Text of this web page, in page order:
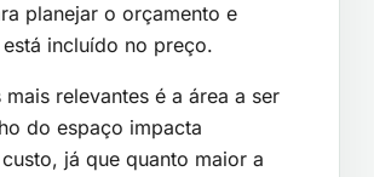
planejar o orçamento e
incluído no preço.
relevantes é a área a ser
do espaço impacta
já que quanto maior a